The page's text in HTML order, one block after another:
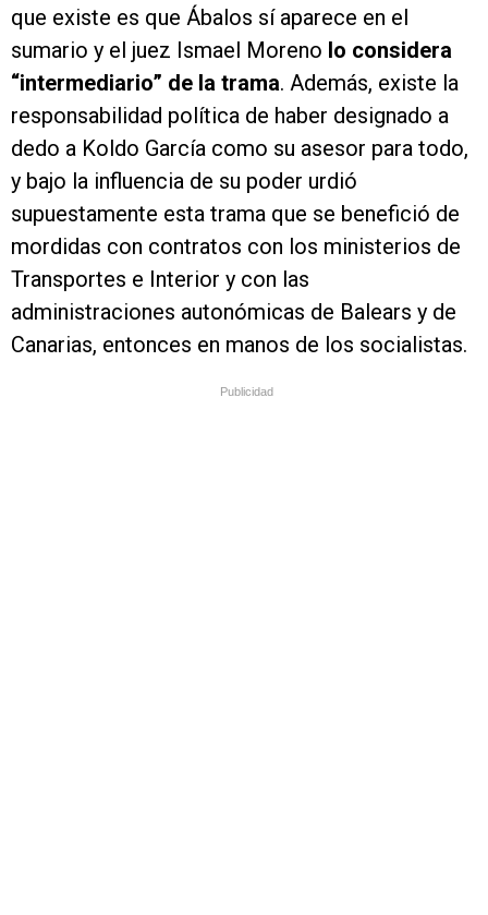
que existe es que Ábalos sí aparece en el
sumario y el juez Ismael Moreno lo considera
“intermediario” de la trama. Además, existe la
responsabilidad política de haber designado a
dedo a Koldo García como su asesor para todo,
y bajo la influencia de su poder urdió
supuestamente esta trama que se benefició de
mordidas con contratos con los ministerios de
Transportes e Interior y con las
administraciones autonómicas de Balears y de
Canarias, entonces en manos de los socialistas.
Publicidad